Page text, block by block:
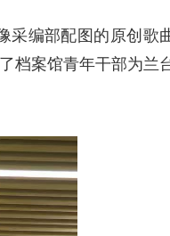
采编部配图的原创歌
档案馆青年干部为兰